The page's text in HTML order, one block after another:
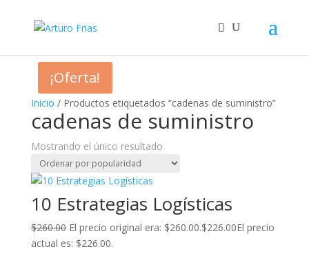
Inicio / Productos etiquetados “cadenas de suministro”
cadenas de suministro
Mostrando el único resultado
¡Oferta!
10 Estrategias Logísticas
$260.00 El precio original era: $260.00.$226.00El precio
actual es: $226.00.